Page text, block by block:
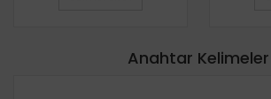
Anahtar Kelimeler